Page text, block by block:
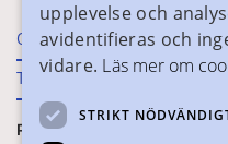
Om webbplatsen
Tillgänglighet
PRAKTISK INFORMATION
upplevelse och
avidentifieras och
vidare. Läs mer om
STRIKT